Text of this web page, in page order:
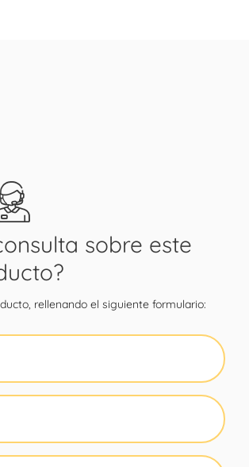
sobre este
rellenando el siguiente formulario: